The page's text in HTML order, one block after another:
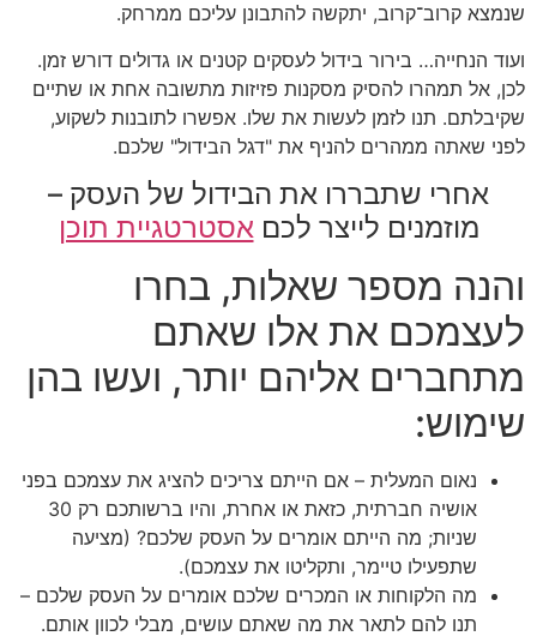
שנמצא קרוב־קרוב, יתקשה להתבונן עליכם ממרחק.
ועוד הנחייה… בירור בידול לעסקים קטנים או גדולים דורש זמן.
לכן, אל תמהרו להסיק מסקנות פזיזות מתשובה אחת או שתיים
שקיבלתם. תנו לזמן לעשות את שלו. אפשרו לתובנות לשקוע,
לפני שאתה ממהרים להניף את "דגל הבידול" שלכם.
אחרי שתבררו את הבידול של העסק –
מוזמנים לייצר לכםאסטרטגיית תוכן
והנה מספר שאלות, בחרו
לעצמכם את אלו שאתם
מתחברים אליהם יותר, ועשו בהן
שימוש:
נאום המעלית – אם הייתם צריכים להציג את עצמכם בפני
אושיה חברתית, כזאת או אחרת, והיו ברשותכם רק 30
שניות; מה הייתם אומרים על העסק שלכם? (מציעה
שתפעילו טיימר, ותקליטו את עצמכם).
מה הלקוחות או המכרים שלכם אומרים על העסק שלכם –
תנו להם לתאר את מה שאתם עושים, מבלי לכוון אותם.